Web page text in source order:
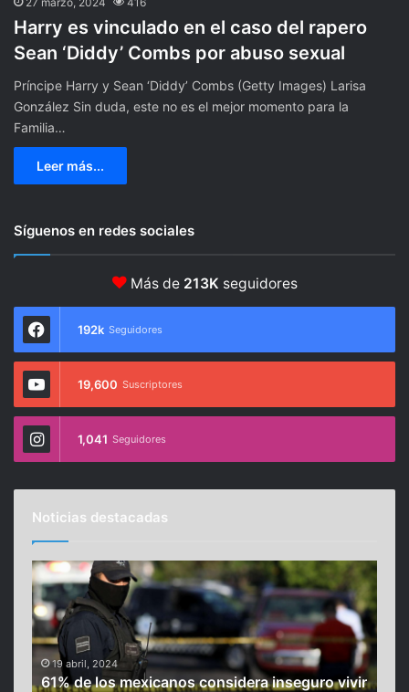
Harry es vinculado en el caso del rapero
Sean ‘Diddy’ Combs por abuso sexual
Príncipe Harry y Sean ‘Diddy’ Combs (Getty Images) Larisa
González Sin duda, este no es el mejor momento para la
Familia…
Leer más...
Síguenos en redes sociales
Más de 213K seguidores
192k Seguidores
19,600 Suscriptores
1,041 Seguidores
Noticias destacadas
6
1
%
d
e
o
19 abril, 2024
61% de los mexicanos considera inseguro vivir